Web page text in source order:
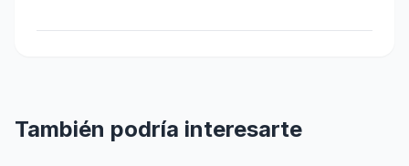
También podría interesarte